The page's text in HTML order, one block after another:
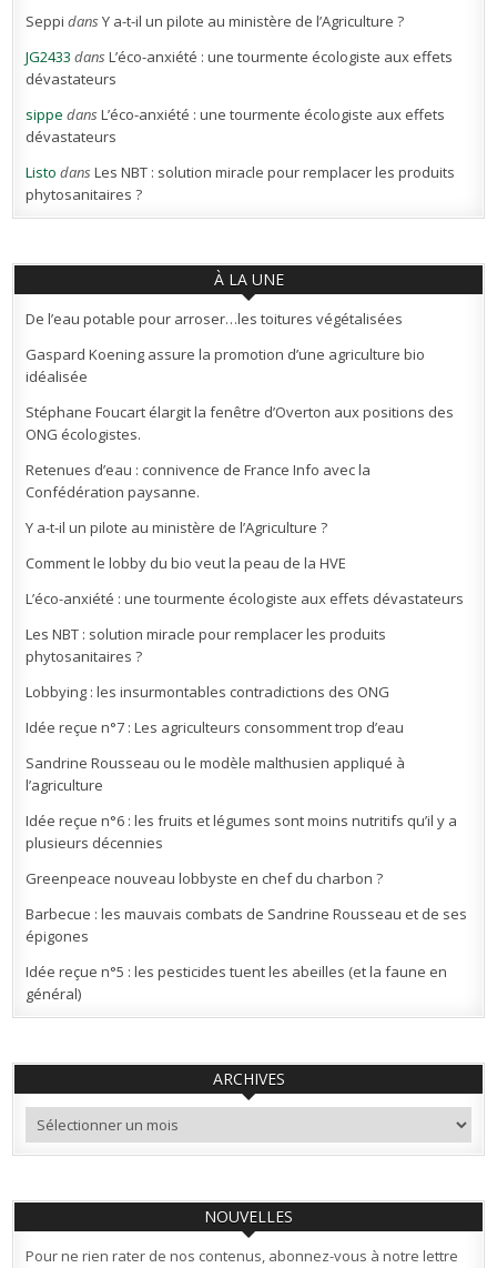
Seppi dansY a-t-il un pilote au ministère de l’Agriculture ?
JG2433 dansL’éco-anxiété : une tourmente écologiste aux effets
dévastateurs
sippe dansL’éco-anxiété : une tourmente écologiste aux effets
dévastateurs
Listo dansLes NBT : solution miracle pour remplacer les produits
phytosanitaires ?
À LA UNE
De l’eau potable pour arroser…les toitures végétalisées
Gaspard Koening assure la promotion d’une agriculture bio
idéalisée
Stéphane Foucart élargit la fenêtre d’Overton aux positions des
ONG écologistes.
Retenues d’eau : connivence de France Info avec la
Confédération paysanne.
Y a-t-il un pilote au ministère de l’Agriculture ?
Comment le lobby du bio veut la peau de la HVE
L’éco-anxiété : une tourmente écologiste aux effets dévastateurs
Les NBT : solution miracle pour remplacer les produits
phytosanitaires ?
Lobbying : les insurmontables contradictions des ONG
Idée reçue n°7 : Les agriculteurs consomment trop d’eau
Sandrine Rousseau ou le modèle malthusien appliqué à
l’agriculture
Idée reçue n°6 : les fruits et légumes sont moins nutritifs qu’il y a
plusieurs décennies
Greenpeace nouveau lobbyste en chef du charbon ?
Barbecue : les mauvais combats de Sandrine Rousseau et de ses
épigones
Idée reçue n°5 : les pesticides tuent les abeilles (et la faune en
général)
ARCHIVES
Archives
NOUVELLES
Pour ne rien rater de nos contenus, abonnez-vous à notre lettre